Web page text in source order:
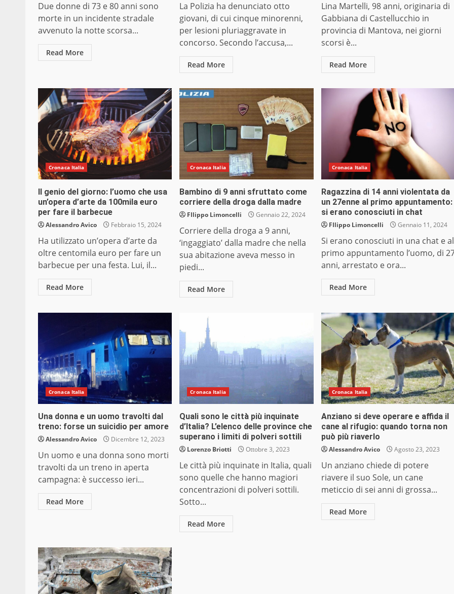
Due donne di 73 e 80 anni sono
morte in un incidente stradale
avvenuto la notte scorsa...
Read More
La Polizia ha denunciato otto
giovani, di cui cinque minorenni,
per lesioni pluriaggravate in
concorso. Secondo l’accusa,...
Read More
Lina Martelli, 98 anni, originaria di
Gabbiana di Castellucchio in
provincia di Mantova, nei giorni
scorsi è...
Read More
Cronaca Italia
Il genio del giorno: l’uomo che usa
un’opera d’arte da 100mila euro
per fare il barbecue
Alessandro Avico Febbraio 15, 2024
Ha utilizzato un’opera d’arte da
oltre centomila euro per fare un
barbecue per una festa. Lui, il...
Read More
Cronaca Italia
Bambino di 9 anni sfruttato come
corriere della droga dalla madre
FIlippo Limoncelli Gennaio 22, 2024
Corriere della droga a 9 anni,
‘ingaggiato’ dalla madre che nella
sua abitazione aveva messo in
piedi...
Read More
Cronaca Italia
Ragazzina di 14 anni violentata da
un 27enne al primo appuntamento:
si erano conosciuti in chat
FIlippo Limoncelli Gennaio 11, 2024
Si erano conosciuti in una chat e al
primo appuntamento l’uomo, di
anni, arrestato e ora...
Read More
Cronaca Italia
Una donna e un uomo travolti dal
treno: forse un suicidio per amore
Alessandro Avico Dicembre 12, 2023
Un uomo e una donna sono morti
travolti da un treno in aperta
campagna: è successo ieri...
Read More
Cronaca Italia
Quali sono le città più inquinate
d’Italia? L’elenco delle province che
superano i limiti di polveri sottili
Lorenzo Briotti Ottobre 3, 2023
Le città più inquinate in Italia, quali
sono quelle che hanno magiori
concentrazioni di polveri sottili.
Sotto...
Read More
Cronaca Italia
Anziano si deve operare e affida il
cane al rifugio: quando torna non
può più riaverlo
Alessandro Avico Agosto 23, 2023
Un anziano chiede di potere
riavere il suo Sole, un cane
meticcio di sei anni di grossa...
Read More